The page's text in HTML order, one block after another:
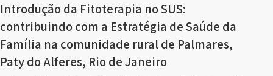
Introdução da Fitoterapia no SUS:
contribuindo com a Estratégia de Saúde da
Família na comunidade rural de Palmares,
Paty do Alferes, Rio de Janeiro